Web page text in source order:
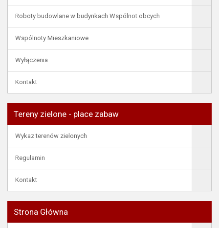
Roboty budowlane w budynkach Wspólnot obcych
Wspólnoty Mieszkaniowe
Wyłączenia
Kontakt
Tereny zielone - place zabaw
Wykaz terenów zielonych
Regulamin
Kontakt
Strona Główna